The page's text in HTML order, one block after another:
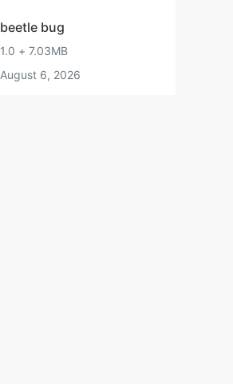
beetle bug
1.0 + 7.03MB
August 6, 2026